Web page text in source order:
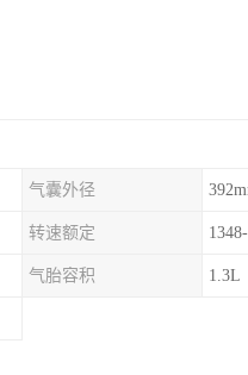
气囊外径
转速额定
气胎容积 1.3L